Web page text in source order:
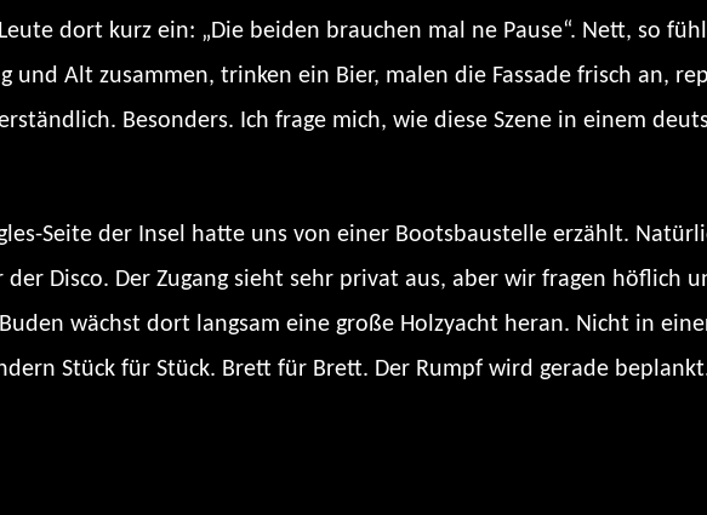
dort kurz ein: „Die beiden brauchen mal ne Pause“. Nett, so
und Alt zusammen, trinken ein Bier, malen die Fassade frisch an,
Besonders. Ich frage mich, wie diese Szene in einem
Seite der Insel hatte uns von einer Bootsbaustelle erzählt.
Disco. Der Zugang sieht sehr privat aus, aber wir fragen höflich
wächst dort langsam eine große Holzyacht heran. Nicht in
Stück für Stück. Brett für Brett. Der Rumpf wird gerade